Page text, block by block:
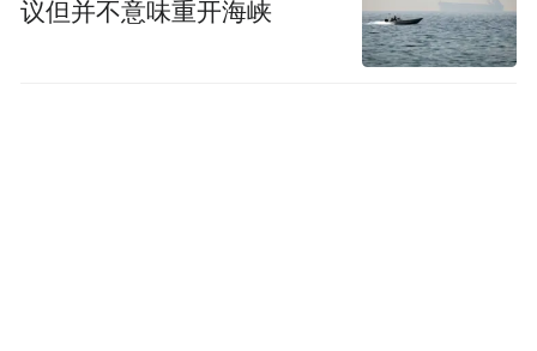
议但并不意味重开海峡